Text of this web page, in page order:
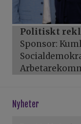
Politiskt
Sponsor:
Nyheter